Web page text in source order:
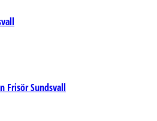
Frisör Sundsvall